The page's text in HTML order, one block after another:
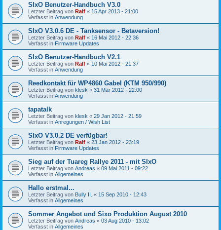
SIxO Benutzer-Handbuch V3.0
Letzter Beitrag von Ralf « 15 Apr 2013 - 21:00
Verfasst in Anwendung
SIxO V3.0.6 DE - Tanksensor - Betaversion!
Letzter Beitrag von Ralf « 16 Mai 2012 - 22:36
Verfasst in Firmware Updates
SIxO Benutzer-Handbuch V2.1
Letzter Beitrag von Ralf « 10 Mai 2012 - 21:37
Verfasst in Anwendung
Reedkontakt für WP4860 Gabel (KTM 950/990)
Letzter Beitrag von klesk « 31 Mär 2012 - 22:00
Verfasst in Anwendung
tapatalk
Letzter Beitrag von klesk « 29 Jan 2012 - 21:59
Verfasst in Anregungen / Wish List
SIxO V3.0.2 DE verfügbar!
Letzter Beitrag von Ralf « 23 Jan 2012 - 23:19
Verfasst in Firmware Updates
Sieg auf der Tuareg Rallye 2011 - mit SIxO
Letzter Beitrag von Andreas « 09 Mai 2011 - 09:22
Verfasst in Allgemeines
Hallo erstmal...
Letzter Beitrag von Bully II. « 15 Sep 2010 - 12:43
Verfasst in Allgemeines
Sommer Angebot und Sixo Produktion August 2010
Letzter Beitrag von Andreas « 03 Aug 2010 - 13:02
Verfasst in Allgemeines